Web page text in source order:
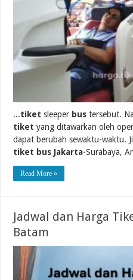
...tiket sleeper bus tersebut.
tiket yang ditawarkan oleh
dapat berubah sewaktu-waktu.
tiket bus Jakarta-Surabaya,
Read More »
Jadwal dan Harga
Batam